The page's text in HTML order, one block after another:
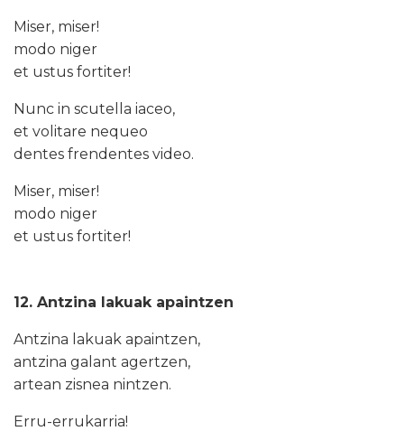
Miser, miser!
modo niger
et ustus fortiter!
Nunc in scutella iaceo,
et volitare nequeo
dentes frendentes video.
Miser, miser!
modo niger
et ustus fortiter!
12. Antzina lakuak apaintzen
Antzina lakuak apaintzen,
antzina galant agertzen,
artean zisnea nintzen.
Erru-errukarria!